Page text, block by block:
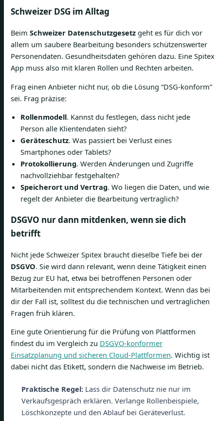
Schweizer DSG im Alltag
Beim Schweizer Datenschutzgesetz geht es für dich vor
allem um saubere Bearbeitung besonders schützenswerter
Personendaten. Gesundheitsdaten gehören dazu. Eine Spitex
App muss also mit klaren Rollen und Rechten arbeiten.
Frag einen Anbieter nicht nur, ob die Lösung “DSG-konform”
sei. Frag präzise:
Rollenmodell. Kannst du festlegen, dass nicht jede
Person alle Klientendaten sieht?
Geräteschutz. Was passiert bei Verlust eines
Smartphones oder Tablets?
Protokollierung. Werden Änderungen und Zugriffe
nachvollziehbar festgehalten?
Speicherort und Vertrag. Wo liegen die Daten, und wie
regelt der Anbieter die Bearbeitung vertraglich?
DSGVO nur dann mitdenken, wenn sie dich
betrifft
Nicht jede Schweizer Spitex braucht dieselbe Tiefe bei der
DSGVO. Sie wird dann relevant, wenn deine Tätigkeit einen
Bezug zur EU hat, etwa bei betroffenen Personen oder
Mitarbeitenden mit entsprechendem Kontext. Wenn das bei
dir der Fall ist, solltest du die technischen und vertraglichen
Fragen früh klären.
Eine gute Orientierung für die Prüfung von Plattformen
findest du im Vergleich zu DSGVO-konformer
Einsatzplanung und sicheren Cloud-Plattformen. Wichtig ist
dabei nicht das Etikett, sondern die Nachweise im Betrieb.
Praktische Regel:Lass dir Datenschutz nie nur im
Verkaufsgespräch erklären. Verlange Rollenbeispiele,
Löschkonzepte und den Ablauf bei Geräteverlust.